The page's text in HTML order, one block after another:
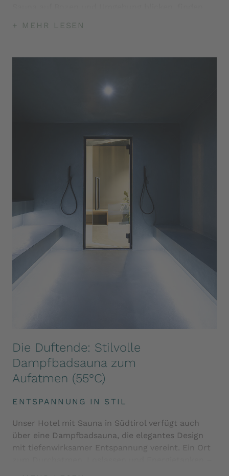
Aufenthalt.
+ MEHR LESEN
Die Duftende: Stilvolle
Dampfbadsauna zum
Aufatmen (55°C)
ENTSPANNUNG IN STIL
Unser Hotel mit Sauna in Südtirol verfügt auch
über eine Dampfbadsauna, die elegantes Design
mit tiefenwirksamer Entspannung vereint. Ein Ort